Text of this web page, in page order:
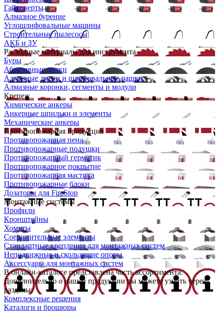
Гайковерты
Алмазное бурение
Углошлифовальные машины
Строительные пылесосы
АКБ и ЗУ
Расходные материалы для инструмента
Буры
Абразивные диски
Алмазные диски и шлифовальные чашки
Алмазные коронки, сегменты и модули
Крепеж
Химические анкеры
Анкерные шпильки и элементы
Механические анкеры
Противопожарная продукция
Противопожарная пена
Противопожарные подушки
Противопожарный герметик
Противопожарное покрытие
Противопожарная мастика
Противопожарные блоки
Дозаторы для FireStop
Монтажные системы
Профили
Кронштейны
Хомуты
Соединительные элементы
Стандартные крепления для монтажных систем
Неподвижные и скользящие опоры
Аксессуары для монтажных систем
В онлайн-каталоге представлена часть ассортимента.
Дополнительно о нашей продукции вы можете узнать через
разделы:
Комплексные решения
Каталоги и брошюры